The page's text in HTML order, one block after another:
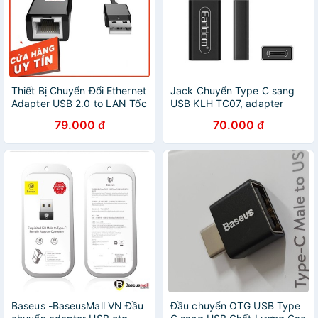
Thiết Bị Chuyển Đổi Ethernet
Adapter USB 2.0 to LAN Tốc
LAN (RJ45)79.000 đ
Jack Chuyển Type C sang
USB KLH TC07, adapter
usb 3.0 chính hãng Earldom
70.000 đ
Baseus -BaseusMall VN Đầu
Đầu chuyển OTG USB Type